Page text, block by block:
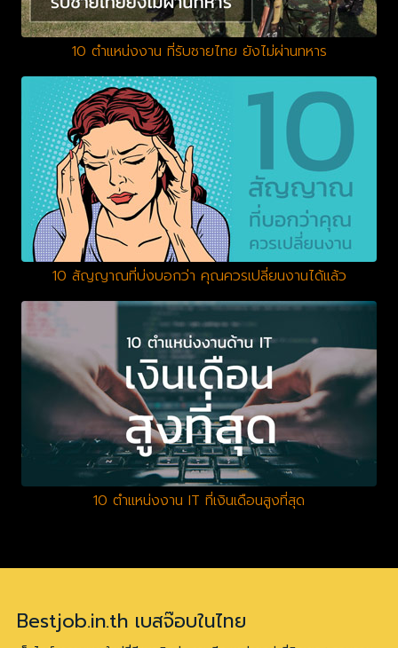
10 ตำแหน่งงาน ที่รับชายไทย ยังไม่ผ่านทหาร
10 สัญญาณที่บ่งบอกว่า คุณควรเปลี่ยนงานได้แล้ว
10 ตำแหน่งงาน IT ที่เงินเดือนสูงที่สุด
Bestjob.in.th เบสจ๊อบในไทย